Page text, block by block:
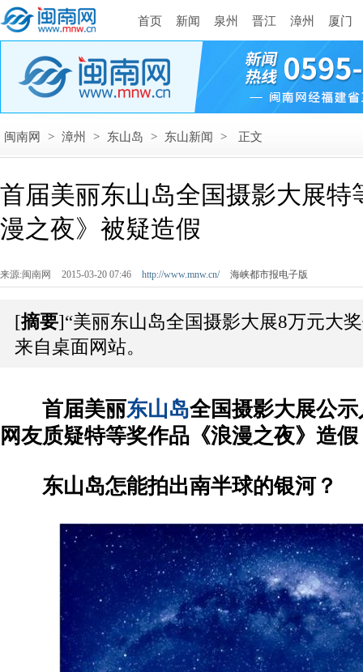
首页 新闻 泉州 晋江 漳州 厦门
闽南网 > 漳州 > 东山岛 > 东山新闻 > 正文
首届美丽东山岛全国摄影大展特
漫之夜》被疑造假
来源:闽南网 2015-03-20 07:46 http://www.mnw.cn/ 海峡都市报电子版
[摘要]“美丽东山岛全国摄影大展8万元大
来自桌面网站。
首届美丽东山岛全国摄影大展公
网友质疑特等奖作品《浪漫之夜》造假
东山岛怎能拍出南半球的银河？